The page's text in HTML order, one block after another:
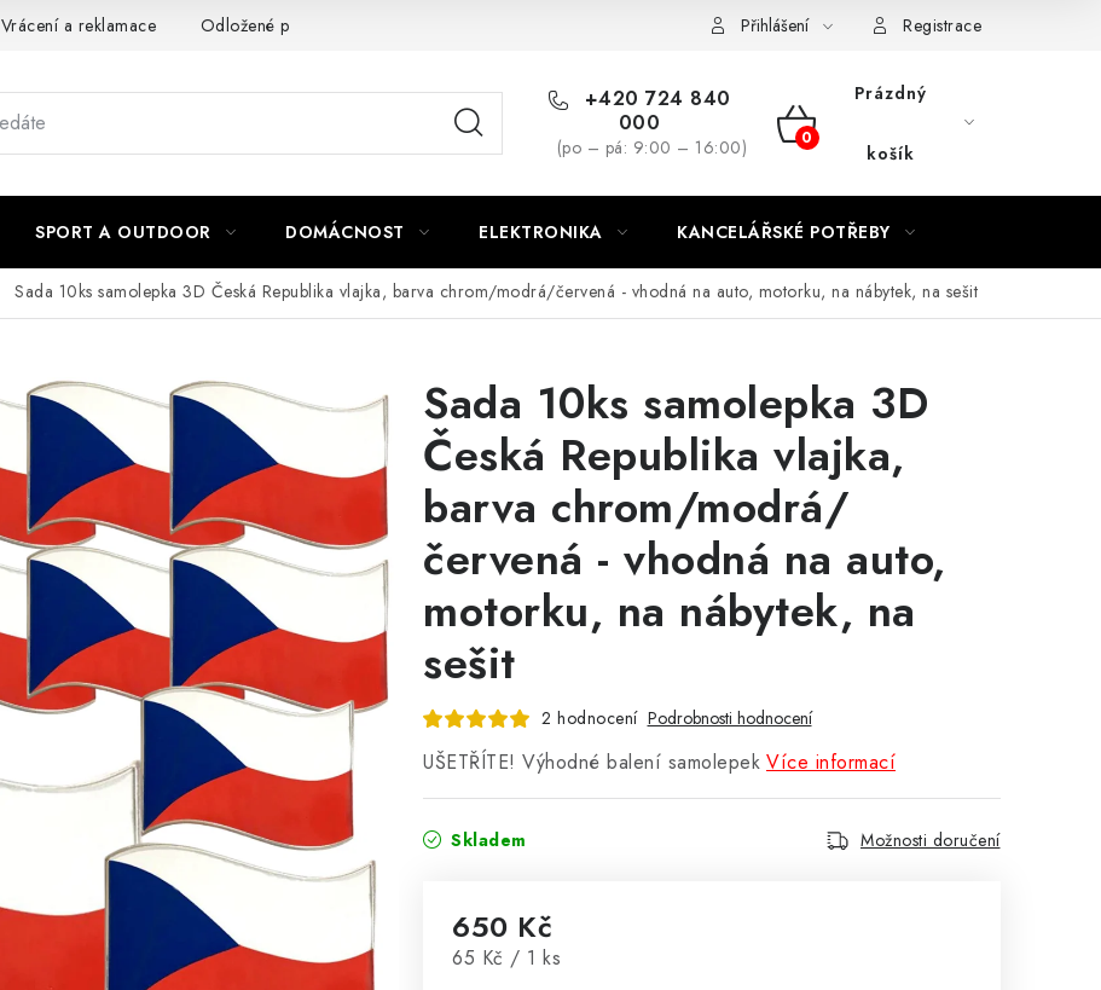
Vrácení a reklamace Odložené platby a splátky Podmínky ochrany osobních údajů Moje objednávka
Přihlášení Registrace
+420 724 840
000
(po – pá: 9:00 – 16:00)
NÁKUPNÍ
Prázdný
košík
SPORT A OUTDOOR DOMÁCNOST ELEKTRONIKA KANCELÁŘSKÉ POTŘEBY
Sada 10ks samolepka 3D Česká Republika vlajka, barva chrom/modrá/červená - vhodná na auto, motorku, na nábytek, na sešit
Sada 10ks samolepka 3D
Česká Republika vlajka,
barva chrom/modrá/
červená - vhodná na auto,
motorku, na nábytek, na
sešit
2 hodnocení Podrobnosti hodnocení
UŠETŘÍTE! Výhodné balení samolepek Více informací
Skladem Možnosti doručení
650 Kč
Měrná cena:
65 Kč / 1 ks